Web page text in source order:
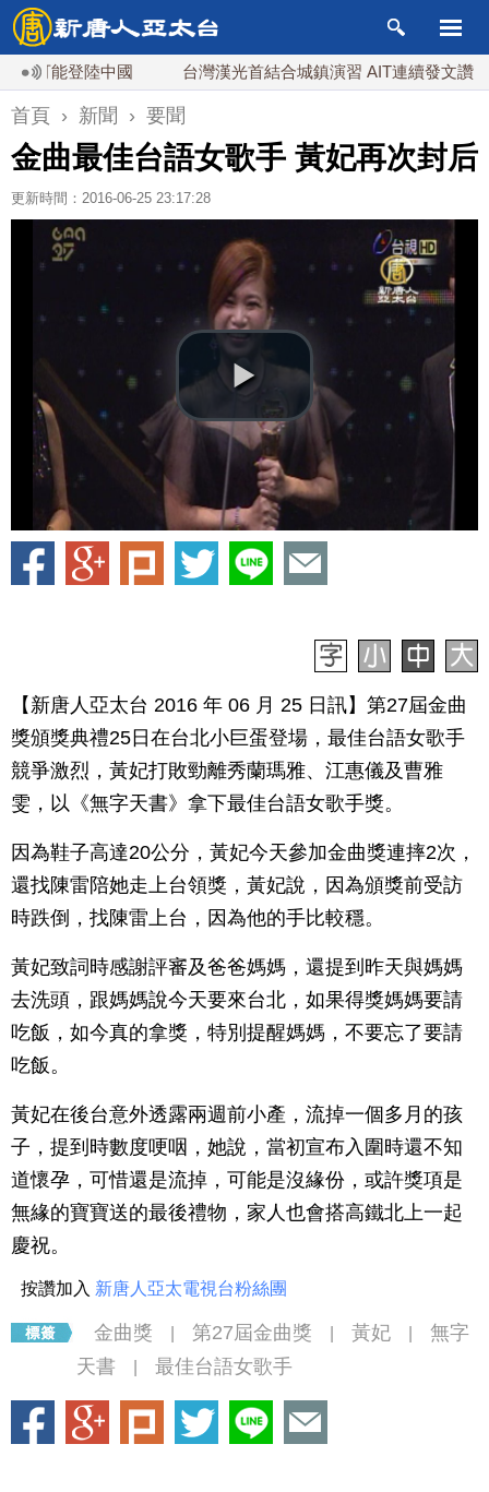
能登陸中國 台灣漢光首結合城鎮演習 AIT連續發文讚「韌性
首頁 › 新聞 › 要聞
金曲最佳台語女歌手 黃妃再次封后
更新時間：2016-06-25 23:17:28
【新唐人亞太台 2016 年 06 月 25 日訊】第27屆金曲
獎頒獎典禮25日在台北小巨蛋登場，最佳台語女歌手
競爭激烈，黃妃打敗勁離秀蘭瑪雅、江惠儀及曹雅
雯，以《無字天書》拿下最佳台語女歌手獎。
因為鞋子高達20公分，黃妃今天參加金曲獎連摔2次，
還找陳雷陪她走上台領獎，黃妃說，因為頒獎前受訪
時跌倒，找陳雷上台，因為他的手比較穩。
黃妃致詞時感謝評審及爸爸媽媽，還提到昨天與媽媽
去洗頭，跟媽媽說今天要來台北，如果得獎媽媽要請
吃飯，如今真的拿獎，特別提醒媽媽，不要忘了要請
吃飯。
黃妃在後台意外透露兩週前小產，流掉一個多月的孩
子，提到時數度哽咽，她說，當初宣布入圍時還不知
道懷孕，可惜還是流掉，可能是沒緣份，或許獎項是
無緣的寶寶送的最後禮物，家人也會搭高鐵北上一起
慶祝。
按讚加入 新唐人亞太電視台粉絲團
金曲獎 第27屆金曲獎 黃妃
無字
天書
最佳台語女歌手